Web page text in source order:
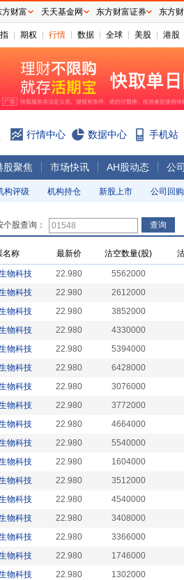
期权 行情 数据 全球 美股 港股
行情中心 数据中心 手机站
股聚焦 市场快讯 AH股动态 公
构评级 机构持仓 新股上市 公司回购
个股查询：
名称 最新价 沽空数量(股)
物科技 22.980
5562000
物科技 22.980
2612000
物科技 22.980
3852000
物科技 22.980
4330000
物科技 22.980
5394000
物科技 22.980
6428000
物科技 22.980
3076000
物科技 22.980
3772000
物科技 22.980
4664000
物科技 22.980
5540000
物科技 22.980
1604000
物科技 22.980
3512000
物科技 22.980
4540000
物科技 22.980
3408000
物科技 22.980
3366000
物科技 22.980
1746000
物科技 22.980
1302000
方财富 天天基金网 东方财富证券 东方